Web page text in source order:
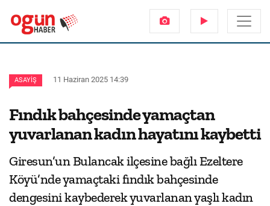
ASAYIŞ 11 Haziran 2025 14:39
Fındık bahçesinde yamaçtan
yuvarlanan kadın hayatını kaybetti
Giresun’un Bulancak ilçesine bağlı Ezeltere
Köyü’nde yamaçtaki fındık bahçesinde
dengesini kaybederek yuvarlanan yaşlı kadın